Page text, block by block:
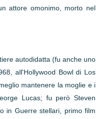
attore omonimo, morto nel
autodidatta (fu anche uno
all'Hollywood Bowl di Los
mantenere la moglie e i
Lucas; fu però Steven
in Guerre stellari, primo film